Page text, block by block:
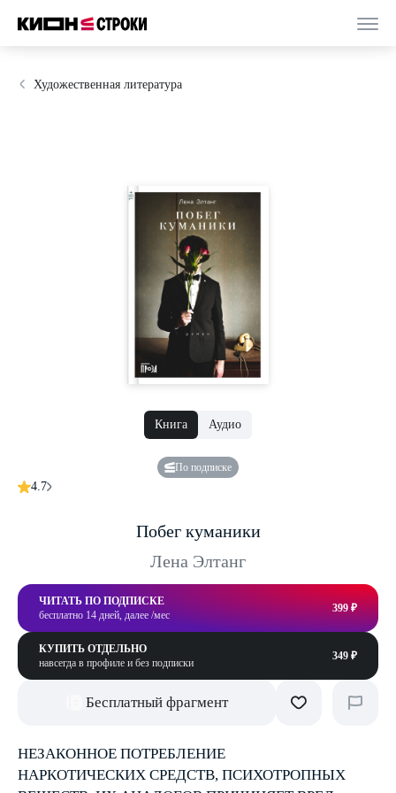
Художественная литература
Книга Аудио
По подписке
4.7
Побег куманики
Лена Элтанг
ЧИТАТЬ ПО ПОДПИСКЕ
бесплатно 14 дней, далее /мес
399 ₽
КУПИТЬ ОТДЕЛЬНО
навсегда в профиле и без подписки
349 ₽
Бесплатный фрагмент
НЕЗАКОННОЕ ПОТРЕБЛЕНИЕ
НАРКОТИЧЕСКИХ СРЕДСТВ, ПСИХОТРОПНЫХ